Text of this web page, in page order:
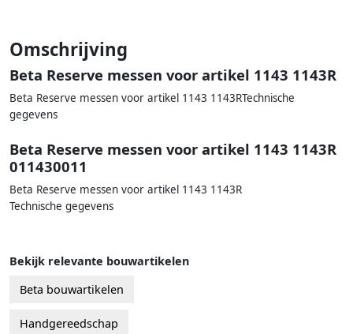
Omschrijving
Beta Reserve messen voor artikel 1143 1143R
Beta Reserve messen voor artikel 1143 1143RTechnische
gegevens
Beta Reserve messen voor artikel 1143 1143R
011430011
Beta Reserve messen voor artikel 1143 1143R
Technische gegevens
Bekijk relevante bouwartikelen
Beta bouwartikelen
Handgereedschap